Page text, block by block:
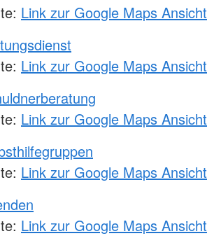
Link zur Google Maps Ansicht
Link zur Google Maps Ansicht
Link zur Google Maps Ansicht
Link zur Google Maps Ansicht
Link zur Google Maps Ansicht